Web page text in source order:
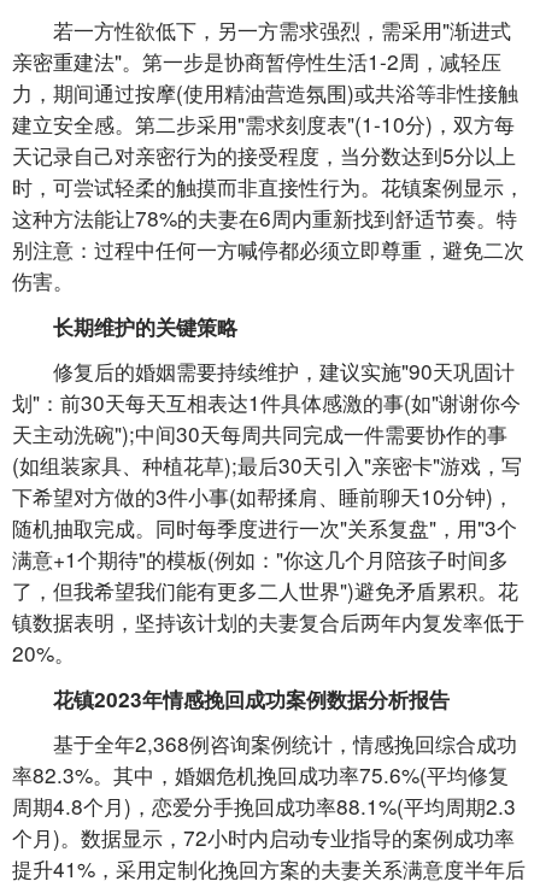
若一方性欲低下，另一方需求强烈，需采用"渐进式
亲密重建法"。第一步是协商暂停性生活1-2周，减轻压
力，期间通过按摩(使用精油营造氛围)或共浴等非性接触
建立安全感。第二步采用"需求刻度表"(1-10分)，双方每
天记录自己对亲密行为的接受程度，当分数达到5分以上
时，可尝试轻柔的触摸而非直接性行为。花镇案例显示，
这种方法能让78%的夫妻在6周内重新找到舒适节奏。特
别注意：过程中任何一方喊停都必须立即尊重，避免二次
伤害。
长期维护的关键策略
修复后的婚姻需要持续维护，建议实施"90天巩固计
划"：前30天每天互相表达1件具体感激的事(如"谢谢你今
天主动洗碗");中间30天每周共同完成一件需要协作的事
(如组装家具、种植花草);最后30天引入"亲密卡"游戏，写
下希望对方做的3件小事(如帮揉肩、睡前聊天10分钟)，
随机抽取完成。同时每季度进行一次"关系复盘"，用"3个
满意+1个期待"的模板(例如："你这几个月陪孩子时间多
了，但我希望我们能有更多二人世界")避免矛盾累积。花
镇数据表明，坚持该计划的夫妻复合后两年内复发率低于
20%。
花镇2023年情感挽回成功案例数据分析报告
基于全年2,368例咨询案例统计，情感挽回综合成功
率82.3%。其中，婚姻危机挽回成功率75.6%(平均修复
周期4.8个月)，恋爱分手挽回成功率88.1%(平均周期2.3
个月)。数据显示，72小时内启动专业指导的案例成功率
提升41%，采用定制化挽回方案的夫妻关系满意度半年后